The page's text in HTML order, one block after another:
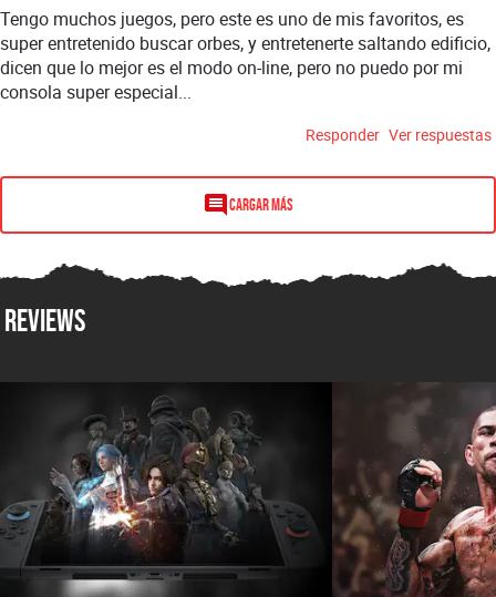
Tengo muchos juegos, pero este es uno de mis favoritos, es
super entretenido buscar orbes, y entretenerte saltando edificio,
dicen que lo mejor es el modo on-line, pero no puedo por mi
consola super especial...
Responder Ver respuestas
Cargar más
Reviews